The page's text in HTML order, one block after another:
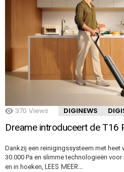
370 Views DIGINEWS
Dreame introduceert de T16
Dankzij een reinigingssysteem met heet
30.000 Pa en slimme technologieën
en in hoeken, LEES MEER…